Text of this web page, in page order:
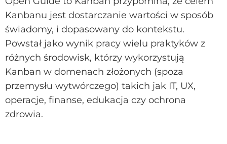
Kanbanu jest dostarczanie wartości w sposób
świadomy, i dopasowany do kontekstu.
Powstał jako wynik pracy wielu praktyków z
różnych środowisk, którzy wykorzystują
Kanban w domenach złożonych (spoza
przemysłu wytwórczego) takich jak IT, UX,
operacje, finanse, edukacja czy ochrona
zdrowia.